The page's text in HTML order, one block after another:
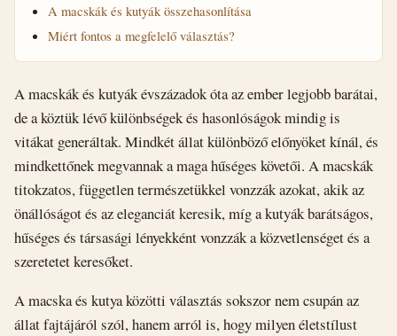
A macskák és kutyák összehasonlítása
Miért fontos a megfelelő választás?
A macskák és kutyák évszázadok óta az ember legjobb barátai,
de a köztük lévő különbségek és hasonlóságok mindig is
vitákat generáltak. Mindkét állat különböző előnyöket kínál, és
mindkettőnek megvannak a maga hűséges követői. A macskák
titokzatos, független természetükkel vonzzák azokat, akik az
önállóságot és az eleganciát keresik, míg a kutyák barátságos,
hűséges és társasági lényekként vonzzák a közvetlenséget és a
szeretetet keresőket.
A macska és kutya közötti választás sokszor nem csupán az
állat fajtájáról szól, hanem arról is, hogy milyen életstílust